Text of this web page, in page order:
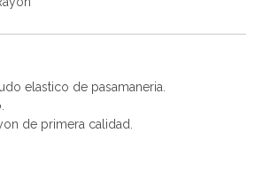
elastico de pasamaneria.
de primera calidad.